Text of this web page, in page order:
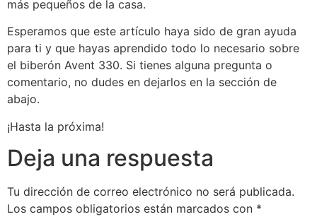
más pequeños de la casa.
Esperamos que este artículo haya sido de gran ayuda
para ti y que hayas aprendido todo lo necesario sobre
el biberón Avent 330. Si tienes alguna pregunta o
comentario, no dudes en dejarlos en la sección de
abajo.
¡Hasta la próxima!
Deja una respuesta
Tu dirección de correo electrónico no será publicada.
Los campos obligatorios están marcados con *